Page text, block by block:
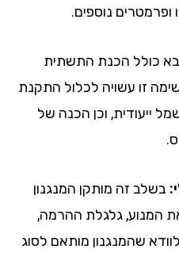
נוספים.
הכנת התשתית
עשויה לכלול התקנת
וכן הכנה של
זה מותקן המנגנון
גלגלת ההרמה,
מותאם לסוג